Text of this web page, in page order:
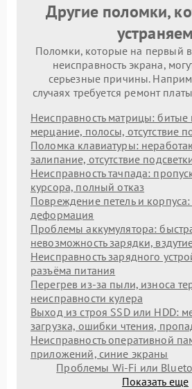
Другие поломки,
устраняем
Поломки, которые на первый
неисправность экрана,
серьезные причины.
случаях требуется ремонт
Неисправность матрицы: битые
мерцание, полосы, отсутствие
Поломка клавиатуры:
залипание, отсутствие
Неисправность тачпада:
курсора, полный отказ
Повреждение петель и
деформация
Проблемы аккумулятора:
невозможность зарядки,
Неисправность зарядного
разъёма питания
Перегрев из‑за пыли, износа
неисправности кулера
Выход из строя SSD или HDD:
загрузка, ошибки чтения,
Неисправность оперативной
приложений, синие экраны
Проблемы Wi‑Fi или
Показать еще